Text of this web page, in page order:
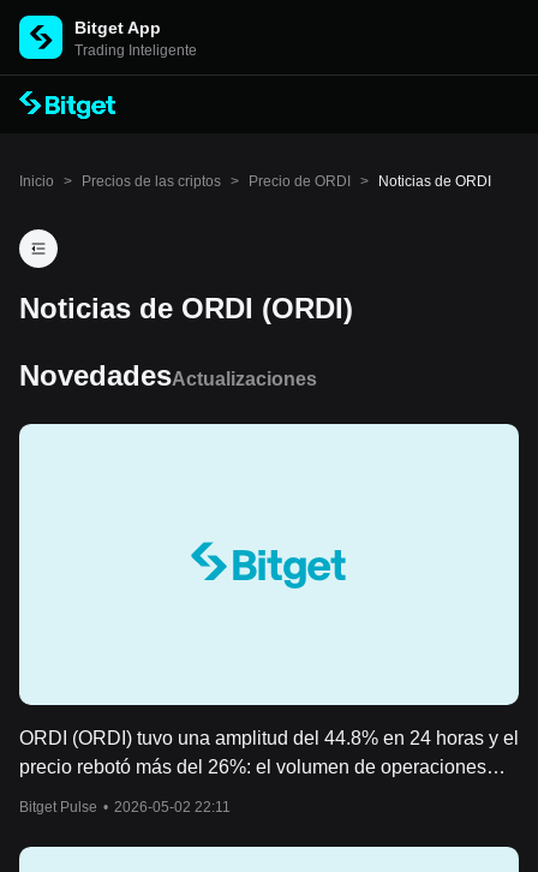
Bitget App
Trading Inteligente
Inicio > Precios de las criptos > Precio de ORDI > Noticias de ORDI
Noticias de ORDI (ORDI)
NovedadesActualizaciones
ORDI (ORDI) tuvo una amplitud del 44.8% en 24 horas y el
precio rebotó más del 26%: el volumen de operaciones
Bitget Pulse • 2026-05-02 22:11